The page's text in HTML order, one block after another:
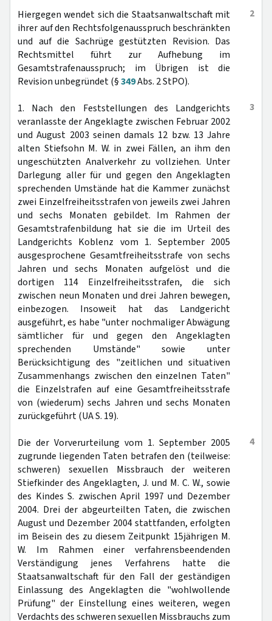
2
Hiergegen wendet sich die Staatsanwaltschaft mit
ihrer auf den Rechtsfolgenausspruch beschränkten
und auf die Sachrüge gestützten Revision. Das
Rechtsmittel führt zur Aufhebung im
Gesamtstrafenausspruch; im Übrigen ist die
Revision unbegründet (§349Abs. 2 StPO).
3
1. Nach den Feststellungen des Landgerichts
veranlasste der Angeklagte zwischen Februar 2002
und August 2003 seinen damals 12 bzw. 13 Jahre
alten Stiefsohn M. W. in zwei Fällen, an ihm den
ungeschützten Analverkehr zu vollziehen. Unter
Darlegung aller für und gegen den Angeklagten
sprechenden Umstände hat die Kammer zunächst
zwei Einzelfreiheitsstrafen von jeweils zwei Jahren
und sechs Monaten gebildet. Im Rahmen der
Gesamtstrafenbildung hat sie die im Urteil des
Landgerichts Koblenz vom 1. September 2005
ausgesprochene Gesamtfreiheitsstrafe von sechs
Jahren und sechs Monaten aufgelöst und die
dortigen 114 Einzelfreiheitsstrafen, die sich
zwischen neun Monaten und drei Jahren bewegen,
einbezogen. Insoweit hat das Landgericht
ausgeführt, es habe "unter nochmaliger Abwägung
sämtlicher für und gegen den Angeklagten
sprechenden Umstände" sowie unter
Berücksichtigung des "zeitlichen und situativen
Zusammenhangs zwischen den einzelnen Taten"
die Einzelstrafen auf eine Gesamtfreiheitsstrafe
von (wiederum) sechs Jahren und sechs Monaten
zurückgeführt (UA S. 19).
4
Die der Vorverurteilung vom 1. September 2005
zugrunde liegenden Taten betrafen den (teilweise:
schweren) sexuellen Missbrauch der weiteren
Stiefkinder des Angeklagten, J. und M. C. W., sowie
des Kindes S. zwischen April 1997 und Dezember
2004. Drei der abgeurteilten Taten, die zwischen
August und Dezember 2004 stattfanden, erfolgten
im Beisein des zu diesem Zeitpunkt 15jährigen M.
W. Im Rahmen einer verfahrensbeendenden
Verständigung jenes Verfahrens hatte die
Staatsanwaltschaft für den Fall der geständigen
Einlassung des Angeklagten die "wohlwollende
Prüfung" der Einstellung eines weiteren, wegen
Verdachts des schweren sexuellen Missbrauchs zum